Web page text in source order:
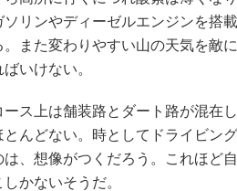
ソリンやディーゼルエンジンを搭
。また変わりやすい山の天気を敵
いけない。
ス上は舗装路とダート路が混在
とんどない。時としてドライビン
は、想像がつくだろう。これほど
かないそうだ。